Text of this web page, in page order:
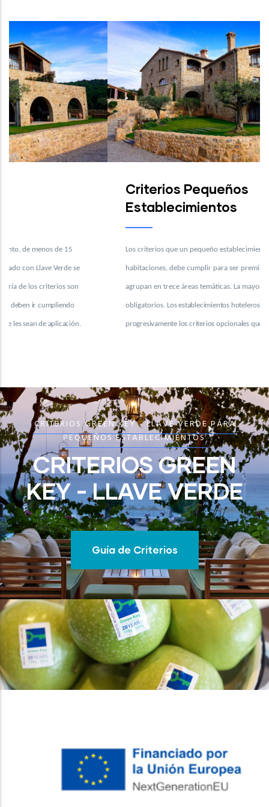
Criterios Pequeños
Establecimientos
Los criterios que un pequeño establecimiento, de menos de 15
habitaciones, debe cumplir para ser premiado con Llave Verde se
agrupan en trece áreas temáticas. La mayoría de los criterios son
obligatorios. Los establecimientos hoteleros deben ir cumpliendo
progresivamente los criterios opcionales que les sean de aplicación.
CRITERIOS GREEN KEY - LLAVE VERDE PARA
PEQUEÑOS ESTABLECIMIENTOS
CRITERIOS GREEN
KEY - LLAVE VERDE
Guía de Criterios